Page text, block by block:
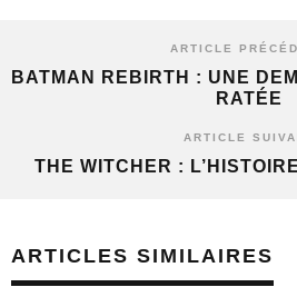
ARTICLE
BATMAN REBIRTH : UNE
RATÉE
ARTICLE
THE WITCHER :
ARTICLES SIMILAIRES